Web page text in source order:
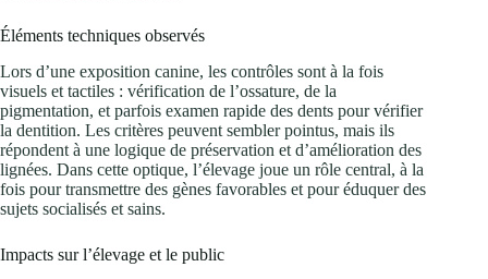
Éléments techniques observés
Lors d’une exposition canine, les contrôles sont à la fois
visuels et tactiles : vérification de l’ossature, de la
pigmentation, et parfois examen rapide des dents pour vérifier
la dentition. Les critères peuvent sembler pointus, mais ils
répondent à une logique de préservation et d’amélioration des
lignées. Dans cette optique, l’élevage joue un rôle central, à la
fois pour transmettre des gènes favorables et pour éduquer des
sujets socialisés et sains.
Impacts sur l’élevage et le public